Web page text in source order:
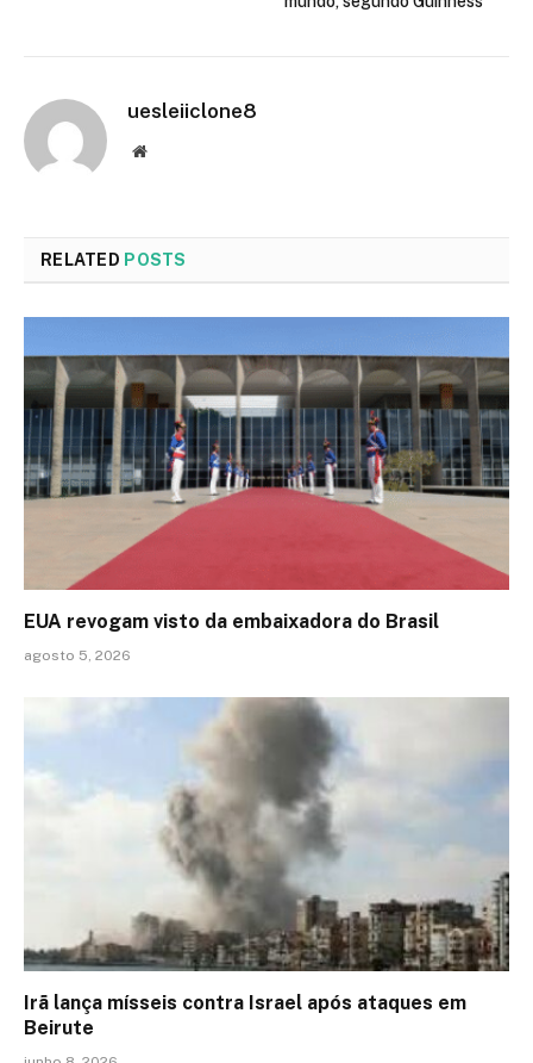
uesleiiclone8
Website
RELATED POSTS
EUA revogam visto da embaixadora do Brasil
agosto 5, 2026
Irã lança mísseis contra Israel após ataques em
Beirute